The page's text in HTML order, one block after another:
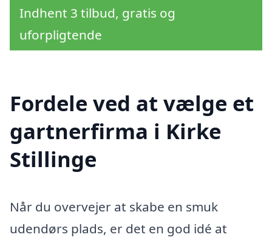
Indhent 3 tilbud, gratis og
uforpligtende
Fordele ved at vælge et
gartnerfirma i Kirke
Stillinge
Når du overvejer at skabe en smuk
udendørs plads, er det en god idé at